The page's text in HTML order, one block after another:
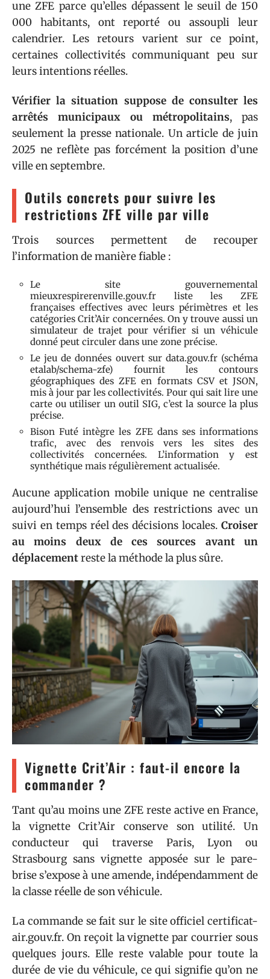
une ZFE parce qu’elles dépassent le seuil de 150
000 habitants, ont reporté ou assoupli leur
calendrier. Les retours varient sur ce point,
certaines collectivités communiquant peu sur
leurs intentions réelles.
Vérifier la situation suppose de consulter les
arrêtés municipaux ou métropolitains, pas
seulement la presse nationale. Un article de juin
2025 ne reflète pas forcément la position d’une
ville en septembre.
Outils concrets pour suivre les
restrictions ZFE ville par ville
Trois sources permettent de recouper
l’information de manière fiable :
Le site gouvernemental
mieuxrespirerenville.gouv.fr liste les ZFE
françaises effectives avec leurs périmètres et les
catégories Crit’Air concernées. On y trouve aussi un
simulateur de trajet pour vérifier si un véhicule
donné peut circuler dans une zone précise.
Le jeu de données ouvert sur data.gouv.fr (schéma
etalab/schema-zfe) fournit les contours
géographiques des ZFE en formats CSV et JSON,
mis à jour par les collectivités. Pour qui sait lire une
carte ou utiliser un outil SIG, c’est la source la plus
précise.
Bison Futé intègre les ZFE dans ses informations
trafic, avec des renvois vers les sites des
collectivités concernées. L’information y est
synthétique mais régulièrement actualisée.
Aucune application mobile unique ne centralise
aujourd’hui l’ensemble des restrictions avec un
suivi en temps réel des décisions locales. Croiser
au moins deux de ces sources avant un
déplacementreste la méthode la plus sûre.
Vignette Crit’Air : faut-il encore la
commander ?
Tant qu’au moins une ZFE reste active en France,
la vignette Crit’Air conserve son utilité. Un
conducteur qui traverse Paris, Lyon ou
Strasbourg sans vignette apposée sur le pare-
brise s’expose à une amende, indépendamment de
la classe réelle de son véhicule.
La commande se fait sur le site officiel certificat-
air.gouv.fr. On reçoit la vignette par courrier sous
quelques jours. Elle reste valable pour toute la
durée de vie du véhicule, ce qui signifie qu’on ne